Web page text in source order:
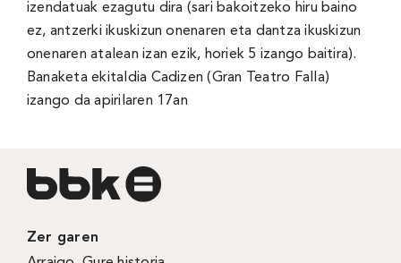
izendatuak ezagutu dira (sari bakoitzeko hiru baino
ez, antzerki ikuskizun onenaren eta dantza ikuskizun
onenaren atalean izan ezik, horiek 5 izango baitira).
Banaketa ekitaldia Cadizen (Gran Teatro Falla)
izango da apirilaren 17an
Zer garen